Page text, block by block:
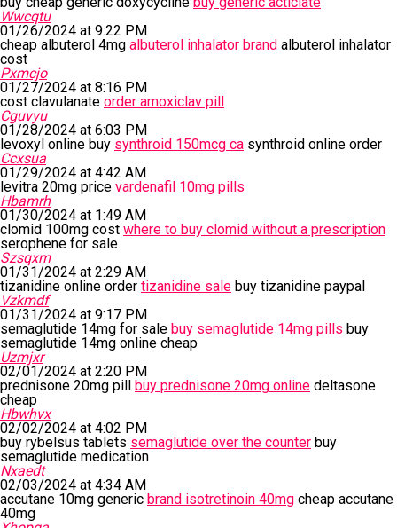
Wwcqtu
01/26/2024 at 9:22 PM
cheap albuterol 4mg albuterol inhalator brand albuterol inhalator
cost
Pxmcjo
01/27/2024 at 8:16 PM
cost clavulanate order amoxiclav pill
Cguvyu
01/28/2024 at 6:03 PM
levoxyl online buy synthroid 150mcg ca synthroid online order
Ccxsua
01/29/2024 at 4:42 AM
levitra 20mg price vardenafil 10mg pills
Hbamrh
01/30/2024 at 1:49 AM
clomid 100mg cost where to buy clomid without a prescription
serophene for sale
Szsqxm
01/31/2024 at 2:29 AM
tizanidine online order tizanidine sale buy tizanidine paypal
Vzkmdf
01/31/2024 at 9:17 PM
semaglutide 14mg for sale buy semaglutide 14mg pills buy
semaglutide 14mg online cheap
Uzmjxr
02/01/2024 at 2:20 PM
prednisone 20mg pill buy prednisone 20mg online deltasone
cheap
Hbwhvx
02/02/2024 at 4:02 PM
buy rybelsus tablets semaglutide over the counter buy
semaglutide medication
Nxaedt
02/03/2024 at 4:34 AM
accutane 10mg generic brand isotretinoin 40mg cheap accutane
40mg